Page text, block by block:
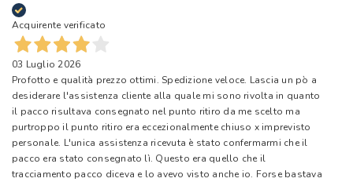
Acquirente verificato
03 Luglio 2026
Profotto e qualità prezzo ottimi. Spedizione veloce. Lascia un pò a
desiderare l'assistenza cliente alla quale mi sono rivolta in quanto
il pacco risultava consegnato nel punto ritiro da me scelto ma
purtroppo il punto ritiro era eccezionalmente chiuso x imprevisto
personale. L'unica assistenza ricevuta è stato confermarmi che il
pacco era stato consegnato lì. Questo era quello che il
tracciamento pacco diceva e lo avevo visto anche io. Forse bastava